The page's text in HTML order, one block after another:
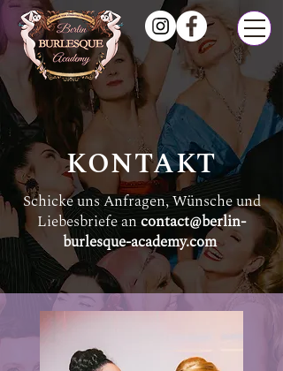
KONTAKT
Schicke uns Anfragen, Wünsche und
Liebesbriefe ancontact@berlin-
burlesque-academy.com